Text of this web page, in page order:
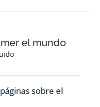
el mundo
sobre el